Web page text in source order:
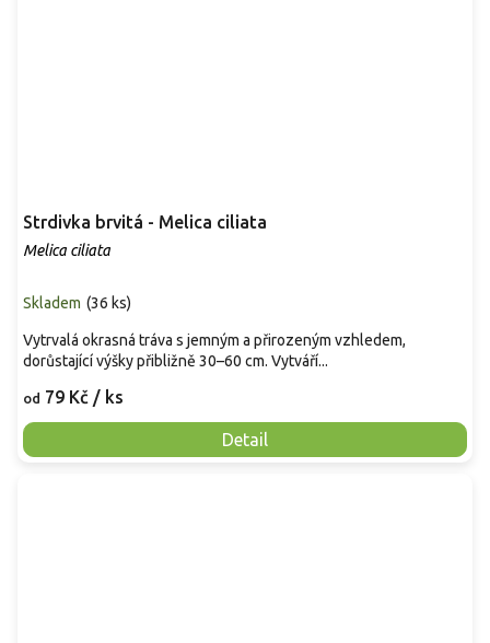
Strdivka brvitá - Melica ciliata
Melica ciliata
Skladem (36 ks)
od 79 Kč / ks
Detail
Vytrvalá okrasná tráva s jemným a přirozeným vzhledem,
dorůstající výšky přibližně 30–60 cm. Vytváří...